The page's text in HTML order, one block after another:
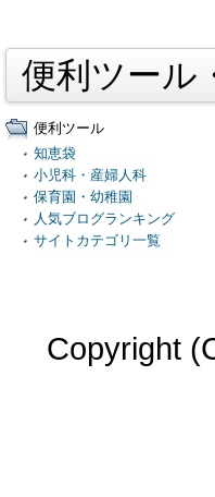
便利ツール
便利ツール
知恵袋
小児科・産婦人科
保育園・幼稚園
人気ブログランキング
サイトカテゴリ一覧
Copyright